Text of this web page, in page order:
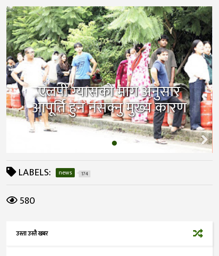
एलपी ग्यासको माग अनुसार
आपूर्ति हुन नसक्नु मुख्य कारण
LABELS: news 174
580
उस्ता उस्तै खबर